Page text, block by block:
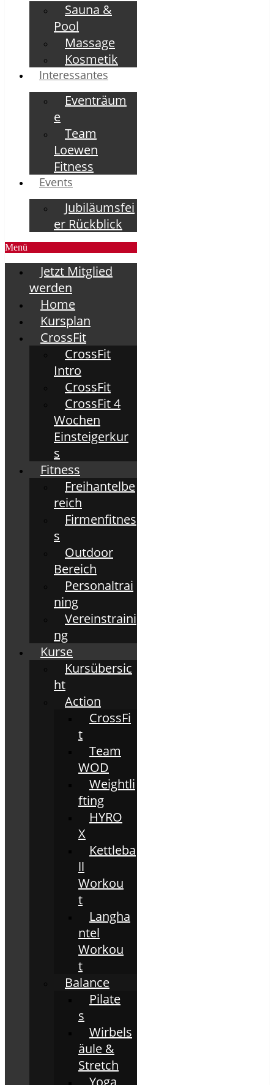
Sauna &
Pool
Massage
Kosmetik
Interessantes
Eventräum
e
Team
Loewen
Fitness
Events
Jubiläumsfei
er Rückblick
Menü
Jetzt Mitglied
werden
Home
Kursplan
CrossFit
CrossFit
Intro
CrossFit
CrossFit 4
Wochen
Einsteigerkur
s
Fitness
Freihantelbe
reich
Firmenfitnes
s
Outdoor
Bereich
Personaltrai
ning
Vereinstraini
ng
Kurse
Kursübersic
ht
Action
CrossFi
t
Team
WOD
Weightli
fting
HYRO
X
Kettleba
ll
Workou
t
Langha
ntel
Workou
t
Balance
Pilate
s
Wirbels
äule &
Stretch
Yoga